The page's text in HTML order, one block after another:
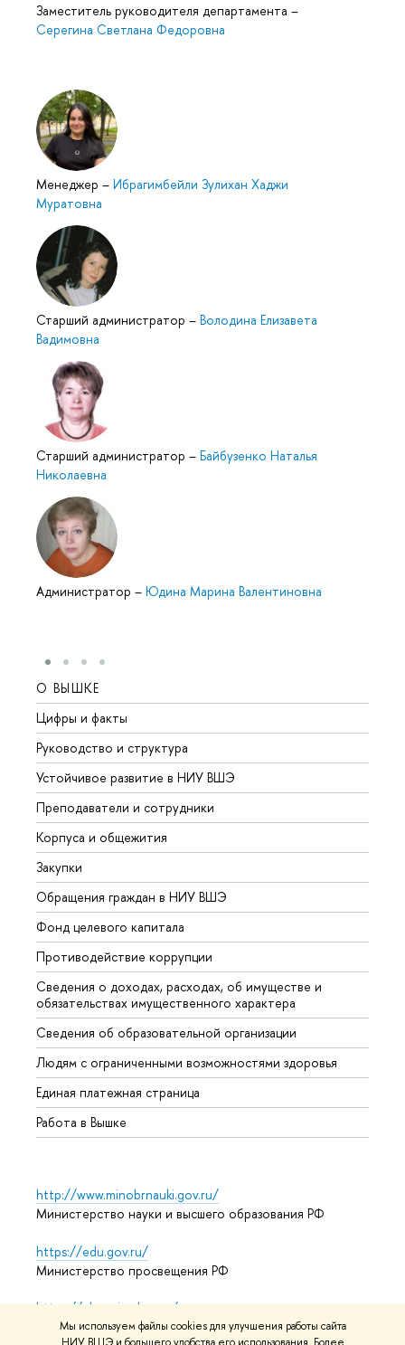
Мы используем файлы cookies для улучшения работы сайта
Заместитель руководителя департамента –
Серегина Светлана Федоровна
Менеджер – Ибрагимбейли Зулихан Хаджи
Муратовна
Старший администратор – Володина Елизавета
Вадимовна
Старший администратор – Байбузенко Наталья
Николаевна
Администратор – Юдина Марина Валентиновна
О ВЫШКЕ
Цифры и факты
Руководство и структура
Устойчивое развитие в НИУ ВШЭ
Преподаватели и сотрудники
Корпуса и общежития
Закупки
Обращения граждан в НИУ ВШЭ
Фонд целевого капитала
Противодействие коррупции
Сведения о доходах, расходах, об имуществе и
обязательствах имущественного характера
Сведения об образовательной организации
Людям с ограниченными возможностями здоровья
Единая платежная страница
Работа в Вышке
http://www.minobrnauki.gov.ru/
Министерство науки и высшего образования РФ
https://edu.gov.ru/
Министерство просвещения РФ
https://elearning.hse.ru/mooc
Массовые открытые онлайн-курсы